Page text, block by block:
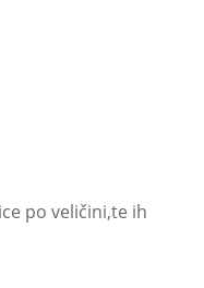
po veličini,te ih